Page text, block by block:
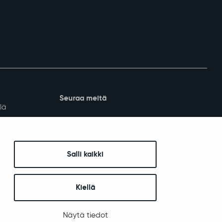
Salli kaikki
Kiellä
Näytä tiedot
Seuraa meitä